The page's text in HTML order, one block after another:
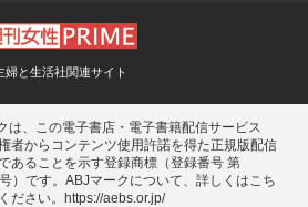
婦と生活社関連サイト
は、この電子書店・電子書籍配信サービス
者からコンテンツ使用許諾を得た正規版配信
あることを示す登録商標（登録番号 第
）です。ABJマークについて、詳しくはこち
ださい。
https://aebs.or.jp/